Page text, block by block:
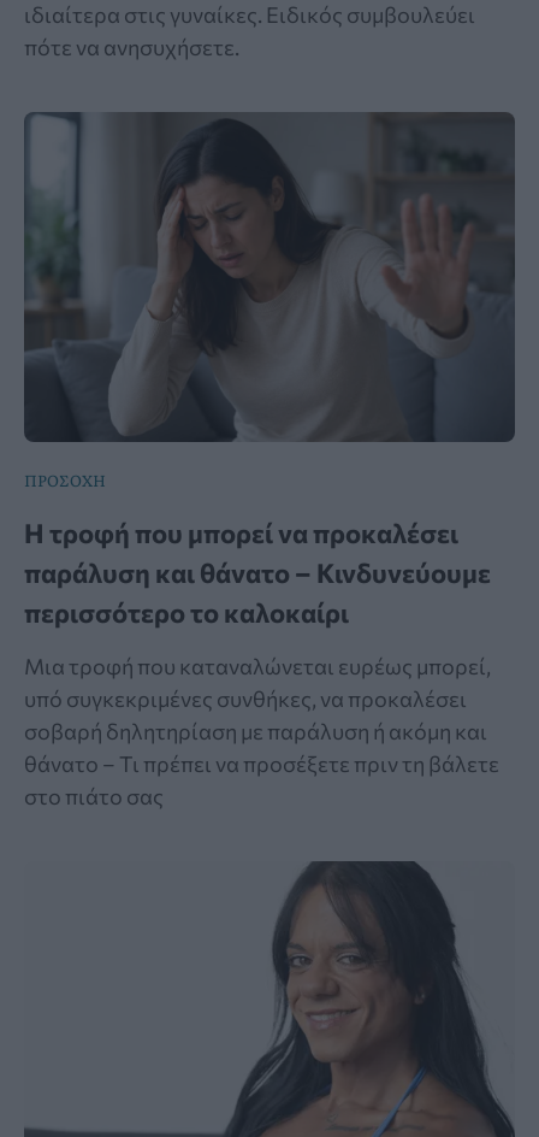
ιδιαίτερα στις γυναίκες. Ειδικός συμβουλεύει
πότε να ανησυχήσετε.
ΠΡΟΣΟΧΗ
Η τροφή που μπορεί να προκαλέσει
παράλυση και θάνατο – Κινδυνεύουμε
περισσότερο το καλοκαίρι
Μια τροφή που καταναλώνεται ευρέως μπορεί,
υπό συγκεκριμένες συνθήκες, να προκαλέσει
σοβαρή δηλητηρίαση με παράλυση ή ακόμη και
θάνατο – Τι πρέπει να προσέξετε πριν τη βάλετε
στο πιάτο σας